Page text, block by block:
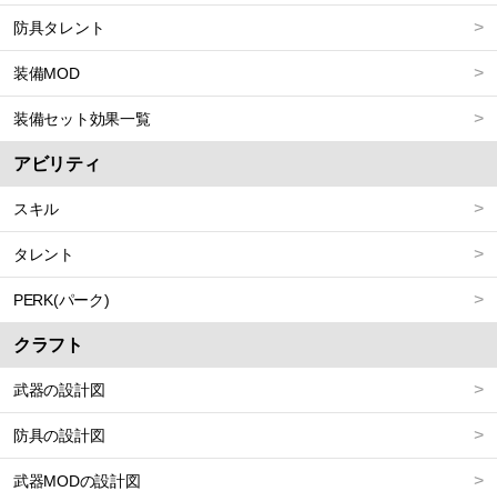
防具タレント
装備MOD
装備セット効果一覧
アビリティ
スキル
タレント
PERK(パーク)
クラフト
武器の設計図
防具の設計図
武器MODの設計図